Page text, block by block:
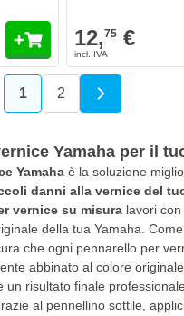
12,75 €
Attualmente stai
1 Pagina
2
Yamaha per il
Yamaha è la soluzione
danni alla vernice del
vernice su misura lavori
della tua Yamaha.
che ogni pennarello per
abbinato al colore
un risultato finale
al pennellino sottile,